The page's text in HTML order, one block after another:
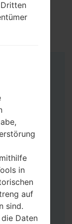
in
auf
sind.
Daten